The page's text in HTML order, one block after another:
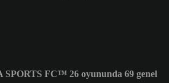
SPORTS FC™ 26 oyununda 69 genel